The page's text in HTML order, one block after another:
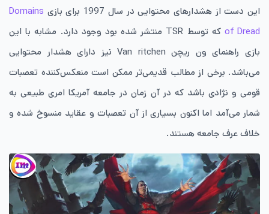
این دست از هشدارهای محتوایی در سال 1997 برای بازی
Domains
of Dread
که توسط TSR منتشر شده بود وجود دارد. مشابه با این
بازی راهنمای ون ریچن Van ritchen نیز دارای هشدار محتوایی
می‌باشد. برخی از مطالب قدیمی‌تر ممکن است منعکس‌کننده تعصبات
قومی و نژادی باشد که در آن زمان در جامعه آمریکا امری طبیعی به
شمار می‌آمد اما اکنون بسیاری از آن تعصبات و عقاید منسوخ شده و
خلاف عرف جامعه هستند.